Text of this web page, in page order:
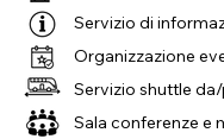
Servizio di
Organizzazione
Servizio shuttle
Sala conferenze e